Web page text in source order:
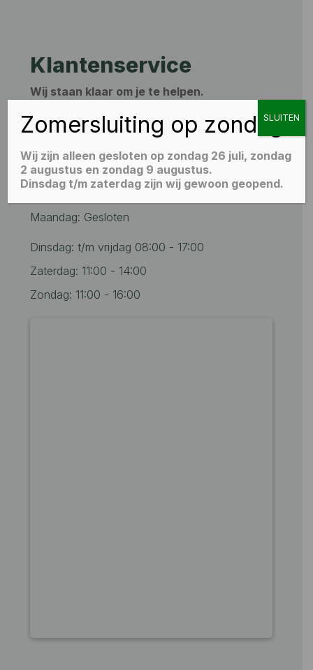
Klantenservice
Wij staan klaar om je te helpen.
 +31 6 51550398‬
 info@floor2day.nl
Openingstijden
Maandag: Gesloten
Dinsdag: t/m vrijdag 08:00 - 17:00
Zaterdag: 11:00 - 14:00
Zondag: 11:00 - 16:00
Zomersluiting op zondag
Wij zijn alleen gesloten op zondag 26 juli, zondag
2 augustus en zondag 9 augustus.
Dinsdag t/m zaterdag zijn wij gewoon geopend.
SLUITEN